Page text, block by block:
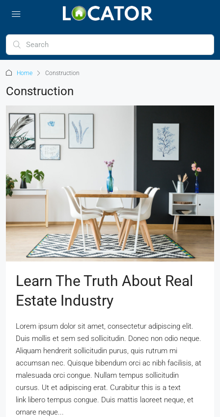
Home Construction
Construction
Learn The Truth About Real
Estate Industry
Lorem ipsum dolor sit amet, consectetur adipiscing elit.
Duis mollis et sem sed sollicitudin. Donec non odio neque.
Aliquam hendrerit sollicitudin purus, quis rutrum mi
accumsan nec. Quisque bibendum orci ac nibh facilisis, at
malesuada orci congue. Nullam tempus sollicitudin
cursus. Ut et adipiscing erat. Curabitur this is a text
link libero tempus congue. Duis mattis laoreet neque, et
ornare neque...